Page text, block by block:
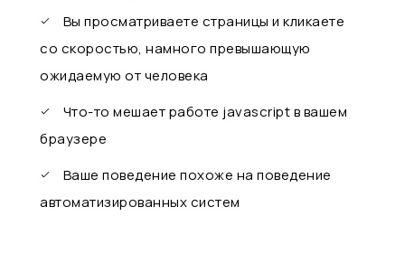
Вы просматриваете страницы и кликаете
со скоростью, намного превышающую
ожидаемую от человека
Что-то мешает работе javascript в вашем
браузере
Ваше поведение похоже на поведение
автоматизированных систем